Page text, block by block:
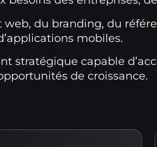
du branding, du
mobiles.
stratégique capable
de croissance.